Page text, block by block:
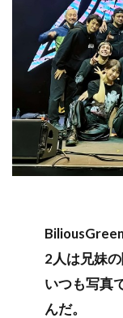
2人は兄妹
いつも写真
んだ。